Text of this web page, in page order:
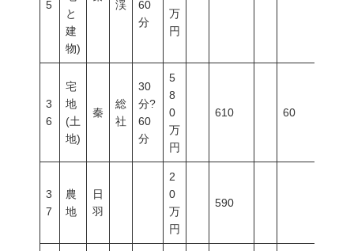
5
と
建
物)
渓
60
分
万
円
3
6
宅
地
(土
地)
秦
総
社
30
分?
60
分
5
8
0
万
円
610 60
3
7
農
地
日
羽
2
0
万
円
590